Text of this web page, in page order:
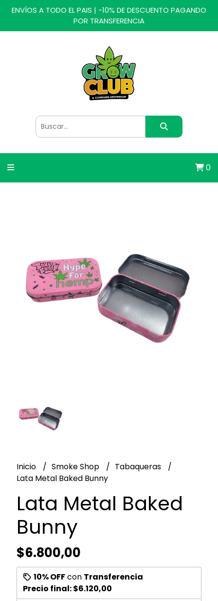
ENVÍOS A TODO EL PAIS | -10% DE DESCUENTO PAGANDO
POR TRANSFERENCIA
0
Inicio Smoke Shop
Tabaqueras
Lata Metal Baked Bunny
Lata Metal Baked
Bunny
$6.800,00
10% OFFcon Transferencia
Precio final:$6.120,00